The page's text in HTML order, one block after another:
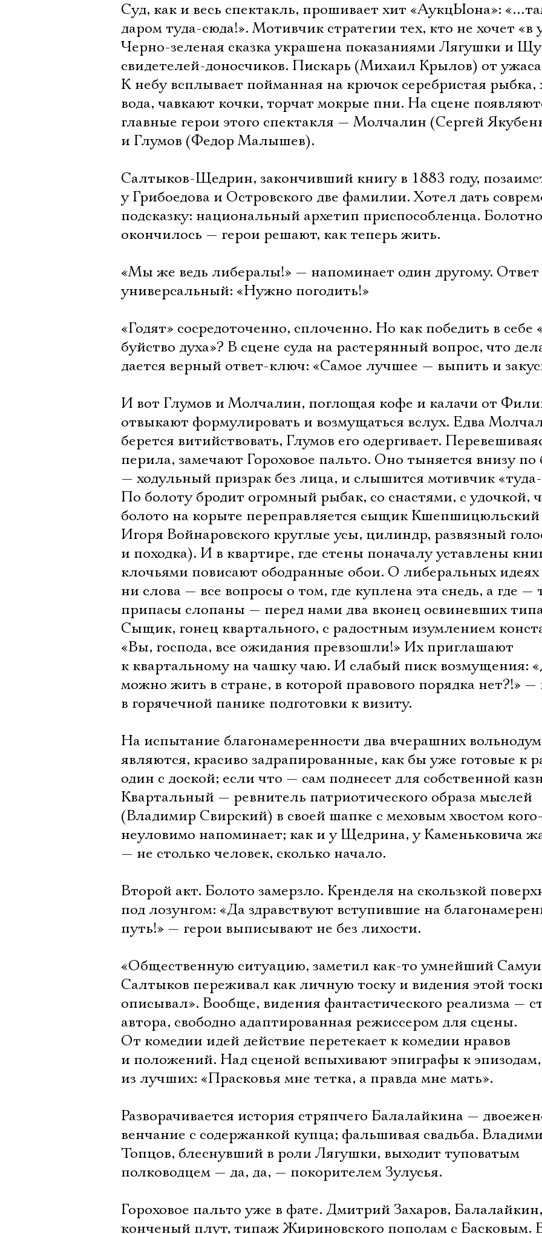
Суд, как и весь спектакль, прошивает хит «АукцЫона»:
даром туда-сюда!». Мотивчик стратегии тех, кто не хочет «в
Черно-зеленая сказка украшена показаниями Лягушки и
свидетелей-доносчиков. Пискарь (Михаил Крылов) от
К небу всплывает пойманная на крючок серебристая рыбка,
вода, чавкают кочки, торчат мокрые пни. На сцене
главные герои этого спектакля — Молчалин (Сергей
и Глумов (Федор Малышев).
Салтыков-Щедрин, закончивший книгу в 1883 году,
у Грибоедова и Островского две фамилии. Хотел дать
подсказку: национальный архетип приспособленца.
окончилось — герои решают, как теперь жить.
«Мы же ведь либералы!» — напоминает один другому. Ответ
универсальный: «Нужно погодить!»
«Годят» сосредоточенно, сплоченно. Но как победить в себе
буйство духа»? В сцене суда на растерянный вопрос, что
дается верный ответ-ключ: «Самое лучшее — выпить и
И вот Глумов и Молчалин, поглощая кофе и калачи от
отвыкают формулировать и возмущаться вслух. Едва
берется витийствовать, Глумов его одергивает.
перила, замечают Гороховое пальто. Оно тыняется внизу по
— ходульный призрак без лица, и слышится мотивчик
По болоту бродит огромный рыбак, со снастями, с удочкой,
болото на корыте переправляется сыщик
Игоря Войнаровского круглые усы, цилиндр, развязный
и походка). И в квартире, где стены поначалу уставлены
клочьями повисают ободранные обои. О либеральных
ни слова — все вопросы о том, где куплена эта снедь, а где —
припасы слопаны — перед нами два вконец освиневших
Сыщик, гонец квартального, с радостным изумлением
«Вы, господа, все ожидания превзошли!» Их приглашают
к квартальному на чашку чаю. И слабый писк возмущения:
можно жить в стране, в которой правового порядка нет?!» —
в горячечной панике подготовки к визиту.
На испытание благонамеренности два вчерашних
являются, красиво задрапированные, как бы уже готовые к
один с доской; если что — сам поднесет для собственной
Квартальный — ревнитель патриотического образа мыслей
(Владимир Свирский) в своей шапке с меховым хвостом
неуловимо напоминает; как и у Щедрина, у Каменьковича
— не столько человек, сколько начало.
Второй акт. Болото замерзло. Кренделя на скользкой
под лозунгом: «Да здравствуют вступившие на
путь!» — герои выписывают не без лихости.
«Общественную ситуацию, заметил как-то умнейший
Салтыков переживал как личную тоску и видения этой
описывал». Вообще, видения фантастического реализма —
автора, свободно адаптированная режиссером для сцены.
От комедии идей действие перетекает к комедии нравов
и положений. Над сценой вспыхивают эпиграфы к эпизодам,
из лучших: «Прасковья мне тетка, а правда мне мать».
Разворачивается история стряпчего Балалайкина —
венчание с содержанкой купца; фальшивая свадьба.
Топцов, блеснувший в роли Лягушки, выходит туповатым
полководцем — да, да, — покорителем Зулусья.
Гороховое пальто уже в фате. Дмитрий Захаров, Балалайкин,
конченый плут, типаж Жириновского пополам с Басковым.
Электропочта
Имя
Ознакомиться